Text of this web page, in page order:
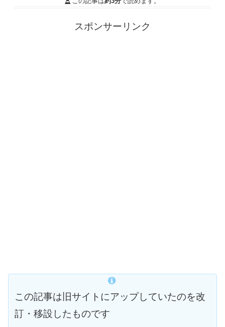
スポンサーリンク
この記事は旧サイトにアップしていたのを改
訂・移設したものです